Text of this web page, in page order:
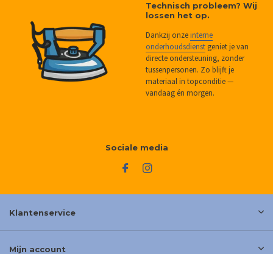
Technisch probleem? Wij
lossen het op.
Dankzij onzeinterne
onderhoudsdienst geniet je van
directe ondersteuning, zonder
tussenpersonen. Zo blijft je
materiaal in topconditie —
vandaag én morgen.
Sociale media
Klantenservice
Mijn account